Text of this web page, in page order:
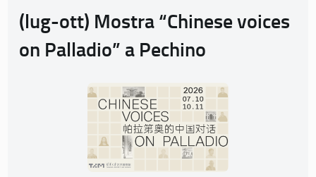
(lug-ott) Mostra “Chinese voices
on Palladio” a Pechino